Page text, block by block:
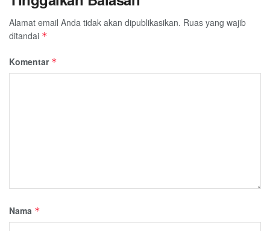
Alamat email Anda tidak akan dipublikasikan. Ruas yang wajib
ditandai *
Komentar *
Nama *